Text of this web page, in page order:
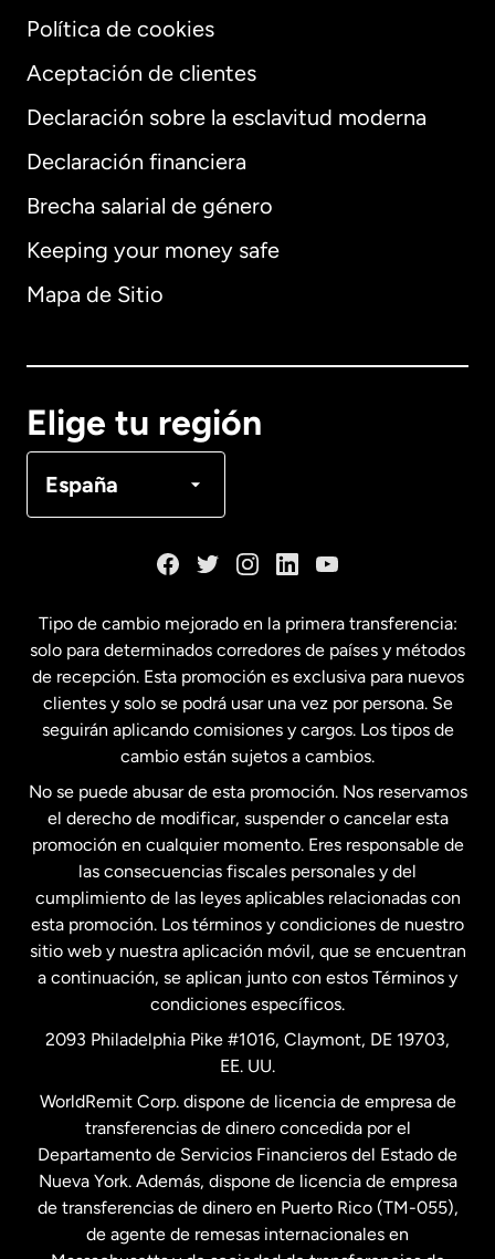
Política de cookies
Aceptación de clientes
Declaración sobre la esclavitud moderna
Declaración financiera
Brecha salarial de género
Keeping your money safe
Mapa de Sitio
Elige tu región
España
Internacional English
Alemania
Français
Estados Unidos English
Estados Unidos Español
Francia
Malasia
Nueva Zelanda
Países Bajos
Suecia
Tipo de cambio mejorado en la primera transferencia:
solo para determinados corredores de países y métodos
de recepción. Esta promoción es exclusiva para nuevos
clientes y solo se podrá usar una vez por persona. Se
seguirán aplicando comisiones y cargos. Los tipos de
cambio están sujetos a cambios.
No se puede abusar de esta promoción. Nos reservamos
el derecho de modificar, suspender o cancelar esta
promoción en cualquier momento. Eres responsable de
las consecuencias fiscales personales y del
cumplimiento de las leyes aplicables relacionadas con
esta promoción. Los términos y condiciones de nuestro
sitio web y nuestra aplicación móvil, que se encuentran
a continuación, se aplican junto con estos Términos y
condiciones específicos.
2093 Philadelphia Pike #1016, Claymont, DE 19703,
EE. UU.
WorldRemit Corp. dispone de licencia de empresa de
transferencias de dinero concedida por el
Departamento de Servicios Financieros del Estado de
Nueva York. Además, dispone de licencia de empresa
de transferencias de dinero en Puerto Rico (TM-055),
de agente de remesas internacionales en